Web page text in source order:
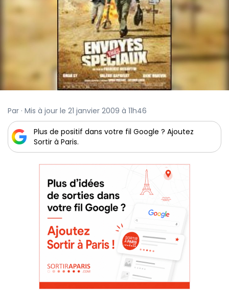
Par · Mis à jour le 21 janvier 2009 à 11h46
Plus de positif dans votre fil Google ? Ajoutez
Sortir à Paris.